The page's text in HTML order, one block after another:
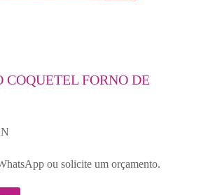
COQUETEL FORNO DE
ou solicite um orçamento.